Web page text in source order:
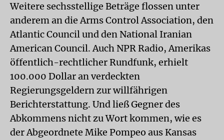
Weitere sechsstellige Beträge flossen unter
anderem an die Arms Control Association, den
Atlantic Council und den National Iranian
American Council. Auch NPR Radio, Amerikas
öffentlich-rechtlicher Rundfunk, erhielt
100.000 Dollar an verdeckten
Regierungsgeldern zur willfährigen
Berichterstattung. Und ließ Gegner des
Abkommens nicht zu Wort kommen, wie es
der Abgeordnete Mike Pompeo aus Kansas